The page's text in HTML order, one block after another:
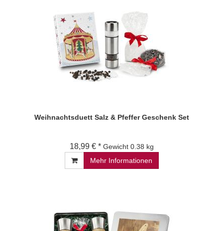
Weihnachtsduett Salz & Pfeffer Geschenk Set
18,99 € * Gewicht 0.38 kg
Mehr Informationen